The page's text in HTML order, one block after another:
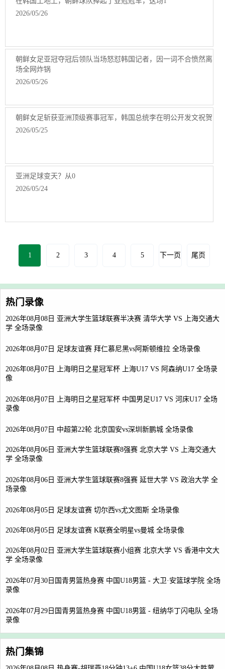
2026/05/26
朝鲜女足亚冠夺冠后领队当场怒怼韩国记者，因一词不合愤然离
场全网炸锅
2026/05/26
朝鲜女足斩获亚洲顶级赛事冠军，韩国总统李在明公开发文祝贺
2026/05/25
亚洲足球变天？从0
2026/05/24
1 2 3 4 5 下一页 尾页
热门录像
2026年08月08日 亚洲大学生篮球联赛半决赛 清华大学 VS 上海交通大
学 全场录像
2026年08月07日 足球友谊赛 拜仁慕尼黑vs阿斯顿维拉 全场录像
2026年08月07日 上海明日之星冠军杯 上海U17 VS 阿森纳U17 全场录
像
2026年08月07日 上海明日之星冠军杯 中国男足U17 VS 河床U17 全场
录像
2026年08月07日 中超第22轮 北京国安vs深圳新鹏城 全场录像
2026年08月06日 亚洲大学生篮球联赛8强赛 北京大学 VS 上海交通大
学 全场录像
2026年08月06日 亚洲大学生篮球联赛8强赛 延世大学 VS 政治大学 全
场录像
2026年08月05日 足球友谊赛 切尔西vs尤文图斯 全场录像
2026年08月05日 足球友谊赛 K联赛全明星vs曼城 全场录像
2026年08月02日 亚洲大学生篮球联赛小组赛 北京大学 VS 香港中文大
学 全场录像
2026年07月30日国青男篮热身赛 中国U18男篮 - 大卫·安篮球学院 全场
录像
2026年07月29日国青男篮热身赛 中国U18男篮 - 纽纳华丁闪电队 全场
录像
热门集锦